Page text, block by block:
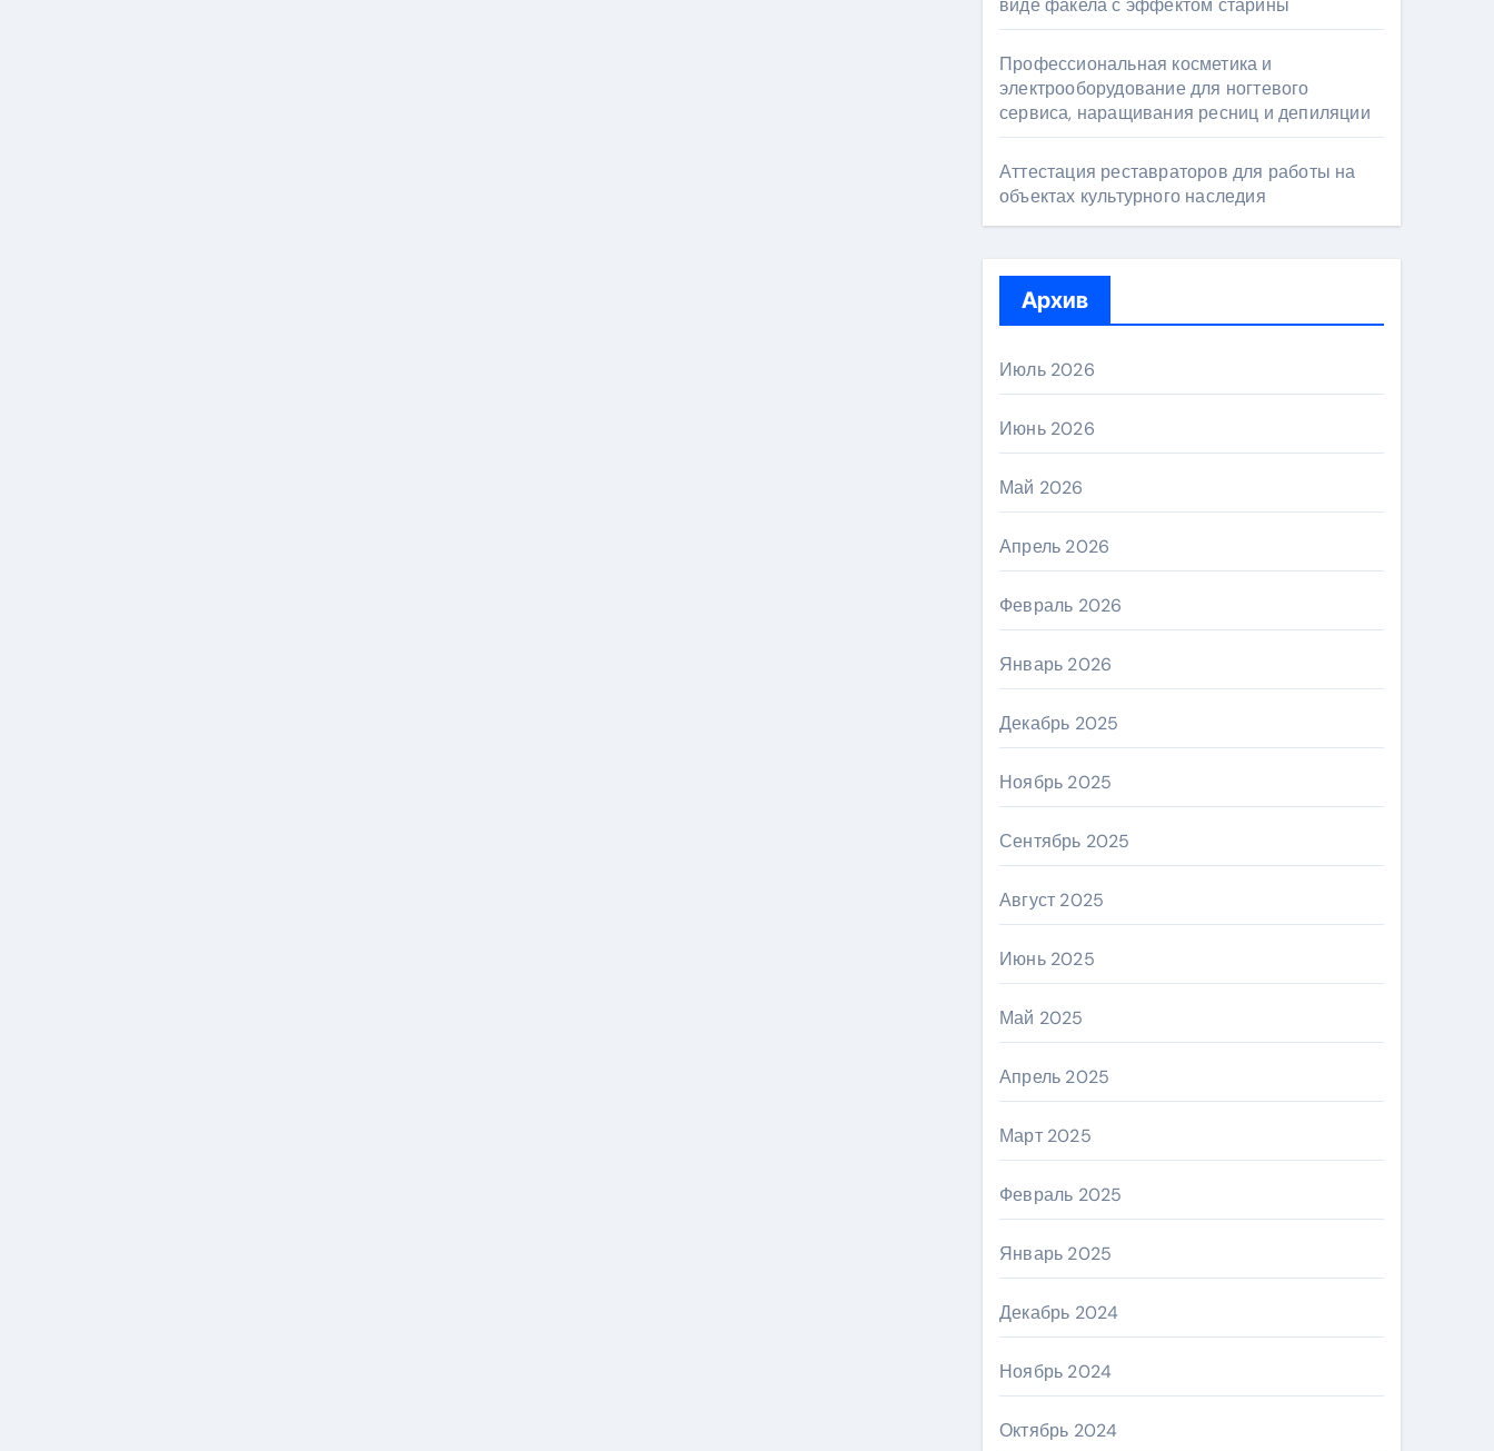
виде факела с эффектом старины
Профессиональная косметика и
электрооборудование для ногтевого
сервиса, наращивания ресниц и депиляции
Аттестация реставраторов для работы на
объектах культурного наследия
Архив
Июль 2026
Июнь 2026
Май 2026
Апрель 2026
Февраль 2026
Январь 2026
Декабрь 2025
Ноябрь 2025
Сентябрь 2025
Август 2025
Июнь 2025
Май 2025
Апрель 2025
Март 2025
Февраль 2025
Январь 2025
Декабрь 2024
Ноябрь 2024
Октябрь 2024